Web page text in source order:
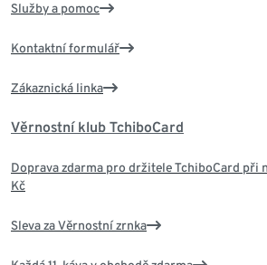
Služby a pomoc
Kontaktní formulář
Zákaznická linka
Věrnostní klub TchiboCard
Doprava zdarma pro držitele TchiboCard při
Kč
Sleva za Věrnostní zrnka